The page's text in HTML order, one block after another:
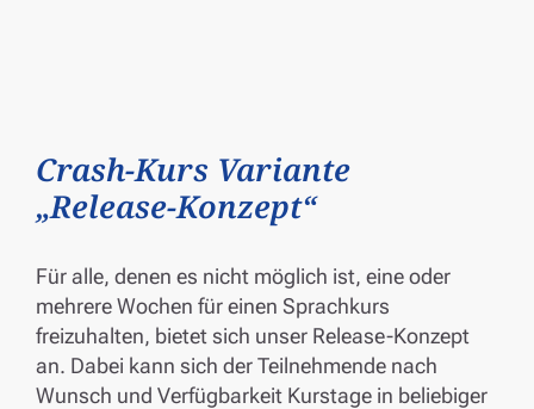
Crash-Kurs Variante
„Release-Konzept“
Für alle, denen es nicht möglich ist, eine oder
mehrere Wochen für einen Sprachkurs
freizuhalten, bietet sich unser Release-Konzept
an. Dabei kann sich der Teilnehmende nach
Wunsch und Verfügbarkeit Kurstage in beliebiger